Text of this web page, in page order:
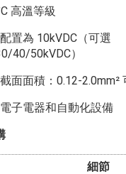
高溫等級
置為 10kVDC（可選
40/50kVDC）
面面積：0.12-2.0mm²
子電器和自動化設備
細節